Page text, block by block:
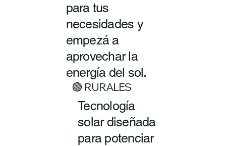
para tus
necesidades y
empezá a
aprovechar la
energía del sol.
🟢 RURALES
Tecnología
solar diseñada
para potenciar